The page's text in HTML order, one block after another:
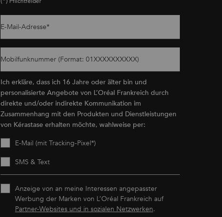
E-Mail-Adresse*
Mobilfunknummer (Format: 01XXXXXXXXXX)
Ich erkläre, dass ich 16 Jahre oder älter bin und
personalisierte Angebote von L’Oréal Frankreich durch
direkte und/oder indirekte Kommunikation im
Zusammenhang mit den Produkten und Dienstleistungen
von Kérastase erhalten möchte, wahlweise per:
E-Mail (mit Tracking-Pixel*)
SMS & Text
Anzeige von an meine Interessen angepasster
Werbung der Marken von L’Oréal Frankreich auf
Partner-Websites und in sozialen Netzwerken.